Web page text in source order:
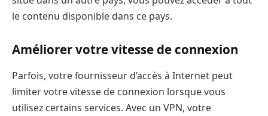
le contenu disponible dans ce pays.
Améliorer votre vitesse de connexion
Parfois, votre fournisseur d’accès à Internet peut
limiter votre vitesse de connexion lorsque vous
utilisez certains services. Avec un VPN, votre